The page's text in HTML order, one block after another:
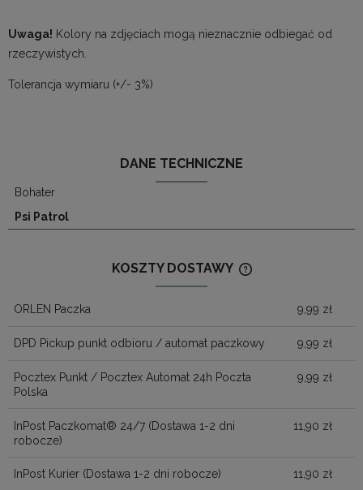
Uwaga! Kolory na zdjęciach mogą nieznacznie odbiegać od
rzeczywistych.
Tolerancja wymiaru (+/- 3%)
DANE TECHNICZNE
Bohater
Psi Patrol
KOSZTY DOSTAWY
ORLEN Paczka 9,99 zł
DPD Pickup punkt odbioru / automat paczkowy 9,99 zł
Pocztex Punkt / Pocztex Automat 24h Poczta
Polska
9,99 zł
InPost Paczkomat® 24/7 (Dostawa 1-2 dni
robocze)
11,90 zł
InPost Kurier (Dostawa 1-2 dni robocze) 11,90 zł